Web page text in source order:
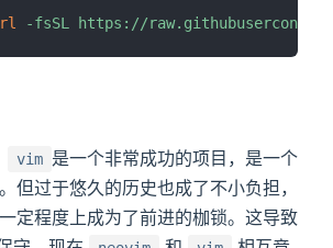
-fsSL https://
vim 是一个非常成功的项目，是一个
但过于悠久的历史也成了不小负担，
定程度上成为了前进的枷锁。这导致